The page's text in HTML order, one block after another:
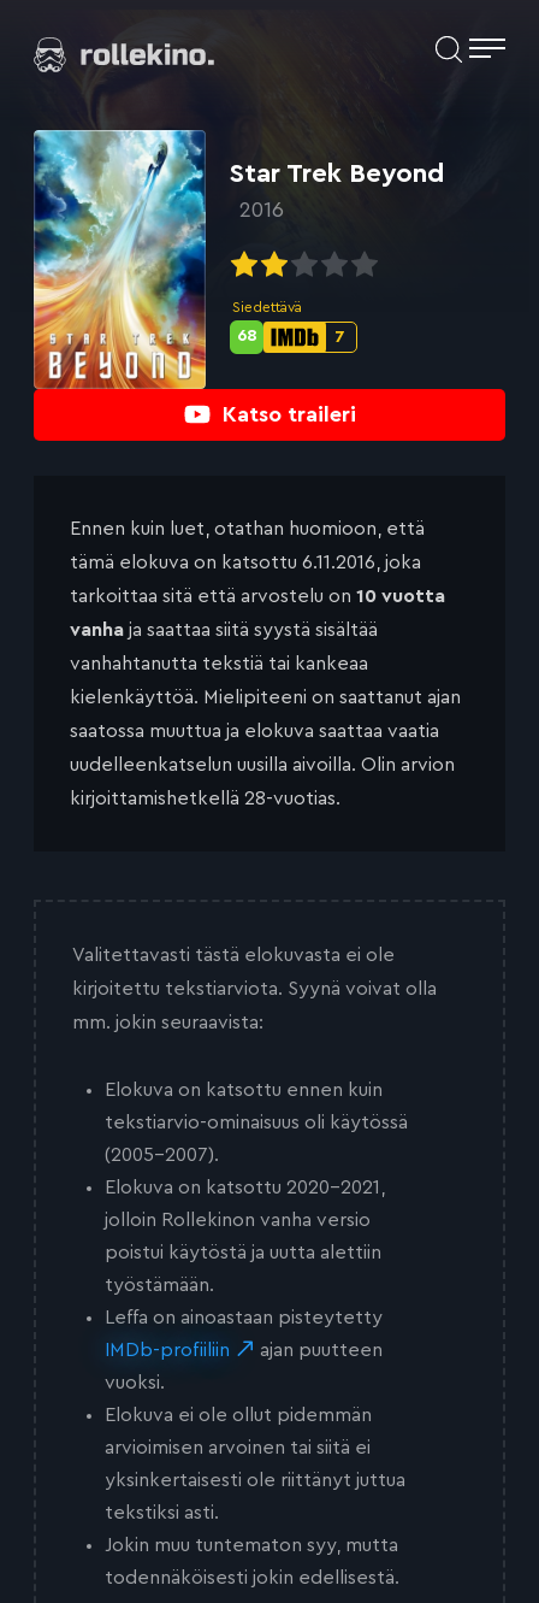
suoraan
sisältöön
Elokuvat ja elokuva-arviot | Rollekino.fi
Fiilistelyä
lopputekstien
jälkeen.
Katso traileri
Star Trek Beyond
2016
Siedettävä
IMDb-
7
Metascore-
68
Ennen kuin luet, otathan huomioon, että
tämä elokuva on katsottu 6.11.2016, joka
tarkoittaa sitä että arvostelu on 10 vuotta
vanha ja saattaa siitä syystä sisältää
vanhahtanutta tekstiä tai kankeaa
kielenkäyttöä. Mielipiteeni on saattanut ajan
saatossa muuttua ja elokuva saattaa vaatia
uudelleenkatselun uusilla aivoilla. Olin arvion
kirjoittamishetkellä 28-vuotias.
Valitettavasti tästä elokuvasta ei ole
kirjoitettu tekstiarviota. Syynä voivat olla
mm. jokin seuraavista:
Elokuva on katsottu ennen kuin
tekstiarvio-ominaisuus oli käytössä
(2005-2007).
Elokuva on katsottu 2020-2021,
jolloin Rollekinon vanha versio
poistui käytöstä ja uutta alettiin
työstämään.
Leffa on ainoastaan pisteytetty
IMDb-profiiliin
ajan puutteen
vuoksi.
Elokuva ei ole ollut pidemmän
arvioimisen arvoinen tai siitä ei
yksinkertaisesti ole riittänyt juttua
tekstiksi asti.
Jokin muu tuntematon syy, mutta
todennäköisesti jokin edellisestä.